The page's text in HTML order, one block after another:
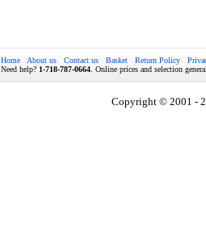
Home About us Contact us Basket Return Policy
Need help? 1-718-787-0664 . Online prices and selection
Copyright © 2001 -